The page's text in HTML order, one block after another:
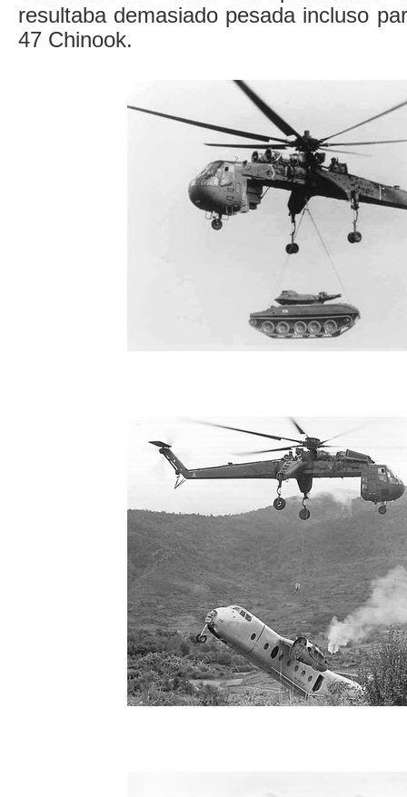
resultaba demasiado pesada incluso
47 Chinook.